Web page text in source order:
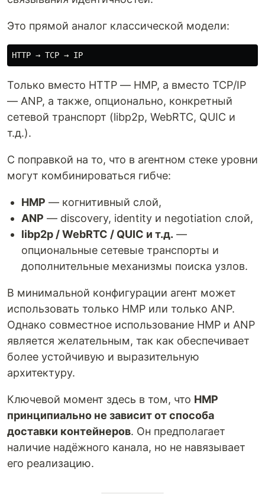
Это прямой аналог классической модели:
Только вместо HTTP — HMP, а вместо TCP/IP
— ANP, а также, опционально, конкретный
сетевой транспорт (libp2p, WebRTC, QUIC и
т.д.).
С поправкой на то, что в агентном стеке уровни
могут комбинироваться гибче:
HMP — когнитивный слой,
ANP — discovery, identity и negotiation слой,
libp2p / WebRTC / QUIC и т.д. —
опциональные сетевые транспорты и
дополнительные механизмы поиска узлов.
В минимальной конфигурации агент может
использовать только HMP или только ANP.
Однако совместное использование HMP и ANP
является желательным, так как обеспечивает
более устойчивую и выразительную
архитектуру.
Ключевой момент здесь в том, что HMP
принципиально не зависит от способа
доставки контейнеров. Он предполагает
наличие надёжного канала, но не навязывает
его реализацию.